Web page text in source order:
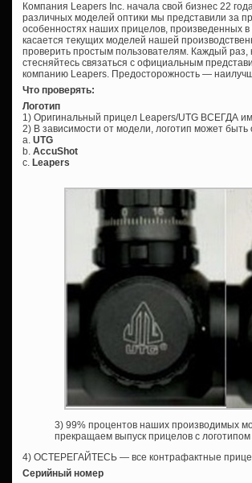
Компания Leapers Inc. начала свой бизнес 22
различных моделей оптики мы представили за
особенностях наших прицелов, произведенных
касается текущих моделей нашей
проверить простым пользователям. Каждый раз,
стесняйтесь связаться с официальным
компанию Leapers. Предосторожность —
Что проверять:
Логотип
1) Оригинальный прицел Leapers/UTG ВСЕГДА
2) В зависимости от модели, логотип может быть
а. UTG
b. AccuShot
c. Leapers
3) 99% процентов наших производимых
прекращаем выпуск прицелов с логотипом
4) ОСТЕРЕГАЙТЕСЬ — все контрафактные
Серийный номер